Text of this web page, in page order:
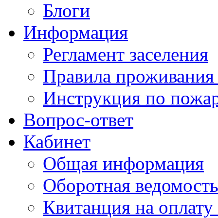
Блоги
Информация
Регламент заселения
Правила
Инструкция по
Вопрос-ответ
Кабинет
Общая информация
Оборотная ведомость
Квитанция на